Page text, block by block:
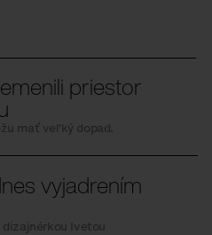
priestor
mať veľký dopad.
vyjadrením
Ivetou